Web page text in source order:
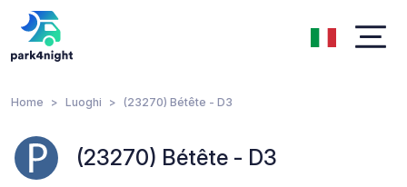
Home Luoghi (23270) Bétête - D3
(23270) Bétête - D3